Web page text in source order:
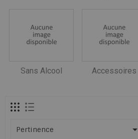
Sans Alcool Accessoires
Pertinence 